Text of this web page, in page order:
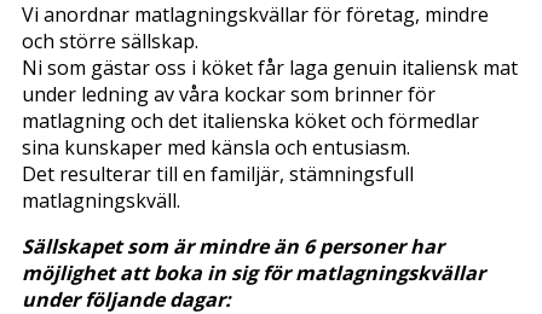
Vi anordnar matlagningskvällar för företag, mindre
och större sällskap.
Ni som gästar oss i köket får laga genuin italiensk mat
under ledning av våra kockar som brinner för
matlagning och det italienska köket och förmedlar
sina kunskaper med känsla och entusiasm.
Det resulterar till en familjär, stämningsfull
matlagningskväll.
Sällskapet som är mindre än 6 personer har
möjlighet att boka in sig för matlagningskvällar
under följande dagar: